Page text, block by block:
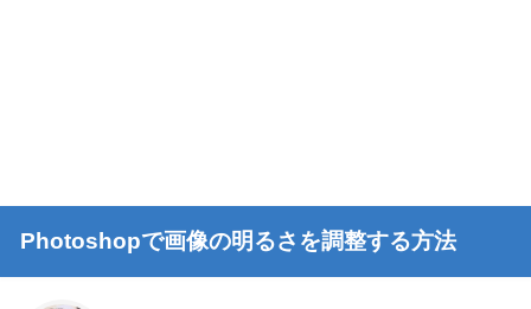
Photoshopで画像の明るさを調整する方法